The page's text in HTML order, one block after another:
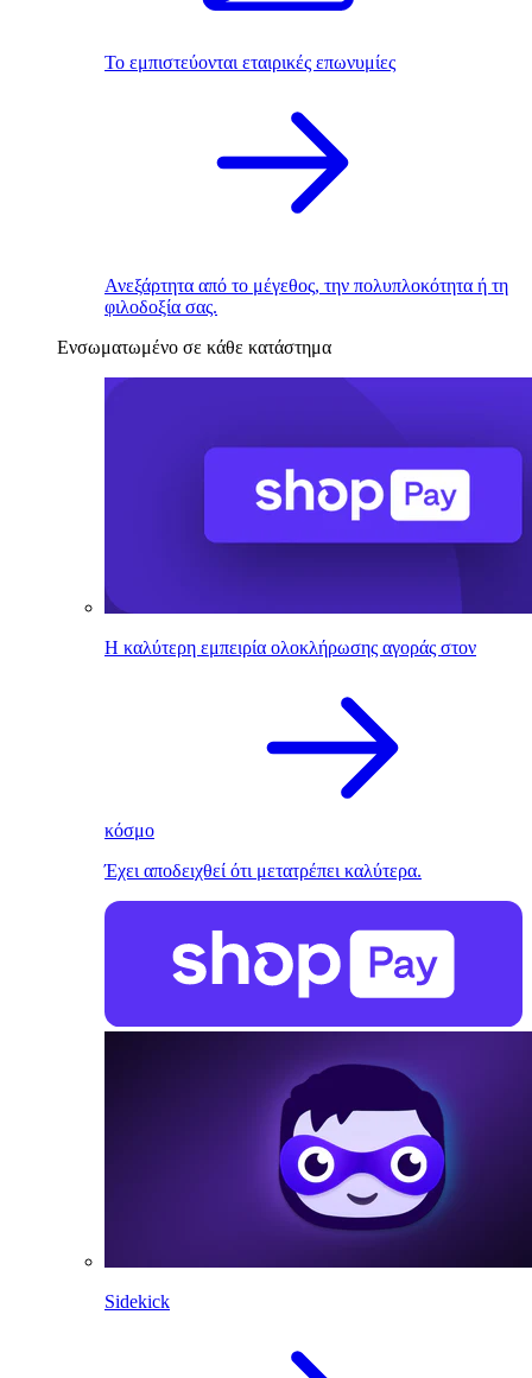
Το εμπιστεύονται εταιρικές επωνυμίες
Ανεξάρτητα από το μέγεθος, την πολυπλοκότητα ή τη
φιλοδοξία σας.
Ενσωματωμένο σε κάθε κατάστημα
Η καλύτερη εμπειρία ολοκλήρωσης αγοράς στον
κόσμο
Έχει αποδειχθεί ότι μετατρέπει καλύτερα.
Sidekick